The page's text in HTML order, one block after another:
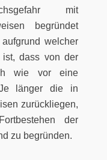
mit
begründet
welcher
ist, dass von der
wie vor eine
Je länger die in
zurückliegen,
der
zu begründen.